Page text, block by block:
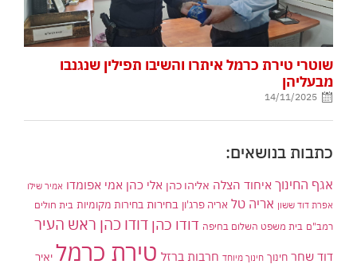
שוטרי טירת כרמל איתרו והשיבו תפילין שנגנבו
מבעליהן
14/11/2025
כתבות בנושאים:
אגף החינוך איחוד הצלה אליהו כהן אלי כהן אמי אפומדו אמיר שילו
אפרת דוד ששון אריה טל אריה פרג'ון בחירות בחירות מקומיות בית חולים
רמב"ם בית משפט השלום בחיפה דודו כהן דודו כהן ראש העיר
דוד שחר חינוך חינוך מיוחד חרבות ברזל טירת כרמל יאיר